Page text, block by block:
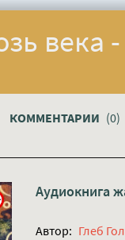
века
КОММЕНТАРИИ (0)
Аудиокнига
Автор: Глеб